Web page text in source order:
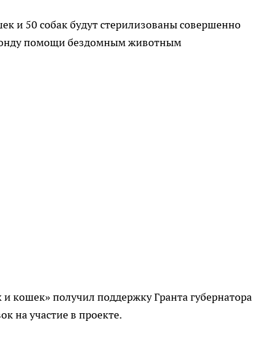
и 50 собак будут стерилизованы совершенно
помощи бездомным животным
кошек» получил поддержку Гранта губернатора
на участие в проекте.